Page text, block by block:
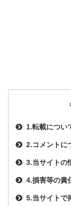
1.転載につい
2.コメントに
3.当サイトの
4.損害等の責
5.当サイトで